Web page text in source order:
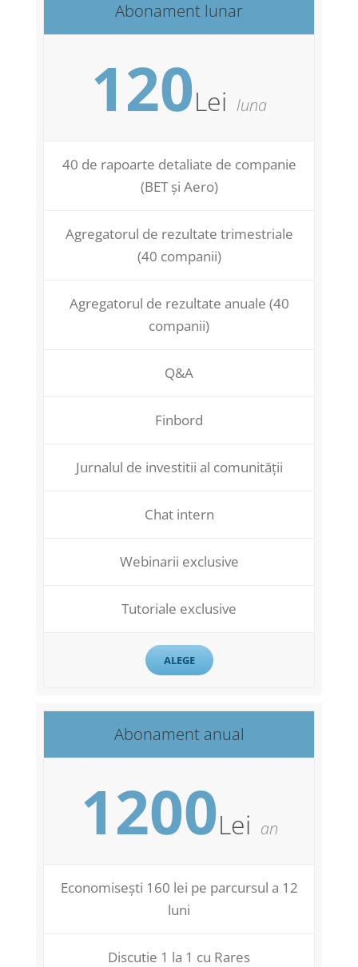
Abonament lunar
120Lei luna
40 de rapoarte detaliate de companie
(BET și Aero)
Agregatorul de rezultate trimestriale
(40 companii)
Agregatorul de rezultate anuale (40
companii)
Q&A
Finbord
Jurnalul de investitii al comunității
Chat intern
Webinarii exclusive
Tutoriale exclusive
ALEGE
Abonament anual
1200Lei an
Economisești 160 lei pe parcursul a 12
luni
Discutie 1 la 1 cu Rares